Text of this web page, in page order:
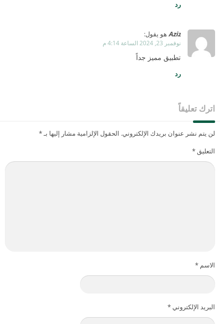
رد
Aziz هو يقول:
نوفمبر 23, 2024 الساعة 4:14 م
تطبيق مميز جداً
رد
اترك تعليقاً
لن يتم نشر عنوان بريدك الإلكتروني. الحقول الإلزامية مشار إليها بـ*
التعليق *
الاسم *
البريد الإلكتروني *